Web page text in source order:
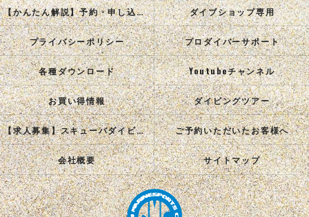
【かんたん解説】予約・申し込み手順 ダイブショップ専用
プライバシーポリシー プロダイバーサポート
各種ダウンロード Youtubeチャンネル
お買い得情報 ダイビングツアー
【求人募集】スキューバダイビングインストラクターを目指す正社員を募集中！ ご予約いただいたお客様へ
会社概要 サイトマップ